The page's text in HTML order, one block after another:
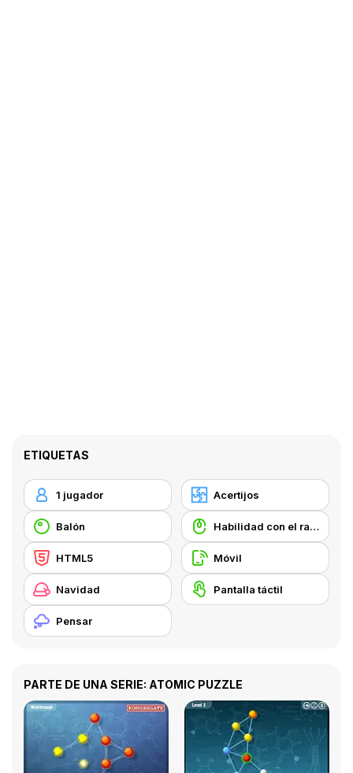
ETIQUETAS
1 jugador Acertijos
Balón Habilidad con el ratón
HTML5 Móvil
Navidad Pantalla táctil
Pensar
PARTE DE UNA SERIE: ATOMIC PUZZLE